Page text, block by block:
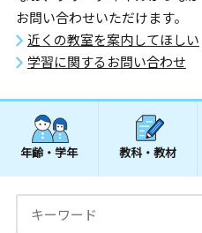
お問い合わせいただけます。
近くの教室を案内してほしい
学習に関するお問い合わせ
年齢・学年 教科・教材